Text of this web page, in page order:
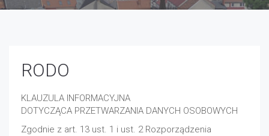
RODO
KLAUZULA INFORMACYJNA
DOTYCZĄCA PRZETWARZANIA DANYCH OSOBOWYCH
Zgodnie z art. 13 ust. 1 i ust. 2 Rozporządzenia